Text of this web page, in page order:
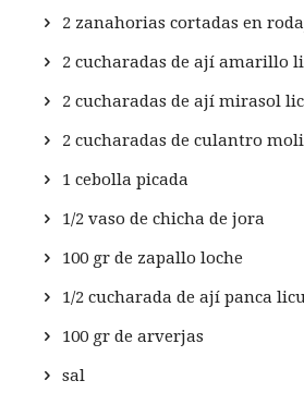
2 zanahorias cortadas en
2 cucharadas de ají amarillo
2 cucharadas de ají mirasol
2 cucharadas de culantro
1 cebolla picada
1/2 vaso de chicha de jora
100 gr de zapallo loche
1/2 cucharada de ají panca
100 gr de arverjas
sal